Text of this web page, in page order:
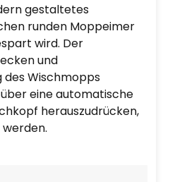
Türkçe
gestaltetes
runden Moppeimer
wird. Der
und
des Wischmopps
eine automatische
herauszudrücken,